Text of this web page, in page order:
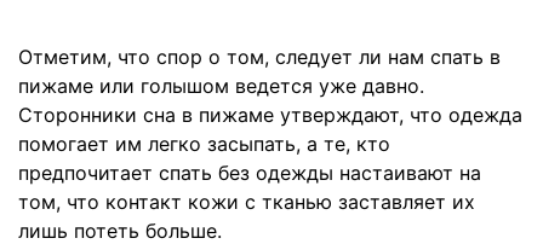
Отметим, что спор о том, следует ли нам спать в
пижаме или голышом ведется уже давно.
Сторонники сна в пижаме утверждают, что одежда
помогает им легко засыпать, а те, кто
предпочитает спать без одежды настаивают на
том, что контакт кожи с тканью заставляет их
лишь потеть больше.